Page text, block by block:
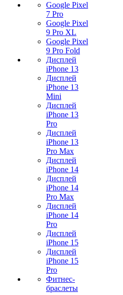
Google Pixel
7 Pro
Google Pixel
9 Pro XL
Google Pixel
9 Pro Fold
Дисплей
iPhone 13
Дисплей
iPhone 13
Mini
Дисплей
iPhone 13
Pro
Дисплей
iPhone 13
Pro Max
Дисплей
iPhone 14
Дисплей
iPhone 14
Pro Max
Дисплей
iPhone 14
Pro
Дисплей
iPhone 15
Дисплей
iPhone 15
Pro
Фитнес-
браслеты